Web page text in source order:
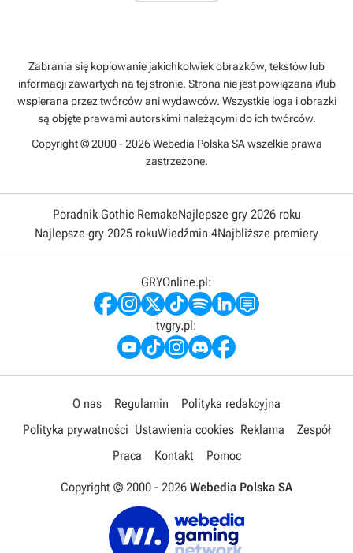
Zabrania się kopiowanie jakichkolwiek obrazków, tekstów lub
informacji zawartych na tej stronie. Strona nie jest powiązana i/lub
wspierana przez twórców ani wydawców. Wszystkie loga i obrazki
są objęte prawami autorskimi należącymi do ich twórców.
Copyright © 2000 - 2026 Webedia Polska SA wszelkie prawa
zastrzeżone.
Poradnik Gothic RemakeNajlepsze gry 2026 roku
Najlepsze gry 2025 rokuWiedźmin 4Najbliższe premiery
GRYOnline.pl:
tvgry.pl:
O nas Regulamin
Polityka redakcyjna
Polityka prywatności Ustawienia cookies Reklama
Zespół
Praca
Kontakt Pomoc
Copyright © 2000 - 2026 Webedia Polska SA